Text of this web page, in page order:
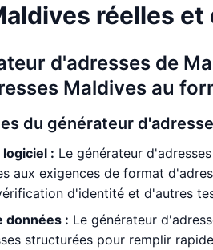
réelles
d'adresses de
Maldives au
du générateur
: Le générateur
aux exigences de format
d'identité et d'autres
données : Le générateur
structurées pour remplir